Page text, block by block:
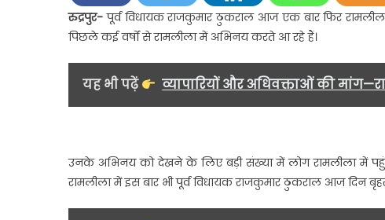
ठुकराल
साधू
की
भूमिका
रुद्रपुर- पूर्व विधायक राजकुमार ठुकराल आज एक बार फिर
पिछले कई वर्षों से रामलीला में अभिनय करते आ रहे हैं।
यह भी पढ़ें व्यापारियों और अधिवक्ताओं की
उनके अभिनय को देखने के लिए बड़ी संख्या में लोग रामलीला में पहुंचते
रामलीला में इस बार भी पूर्व विधायक राजकुमार ठुकराल आज दिन